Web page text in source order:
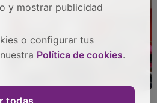
y mostrar publicidad
o configurar tus
Política de cookies.
todas